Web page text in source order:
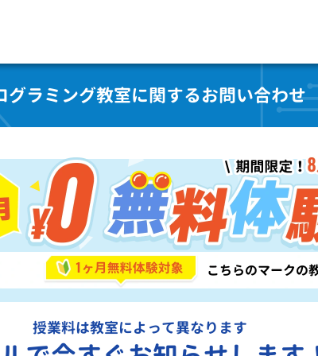
グラミング教室に関するお問い合わせ
授業料は教室によって異なります